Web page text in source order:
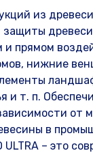
из
защиты
и прямом
нижние
т. п.
от
в
– это